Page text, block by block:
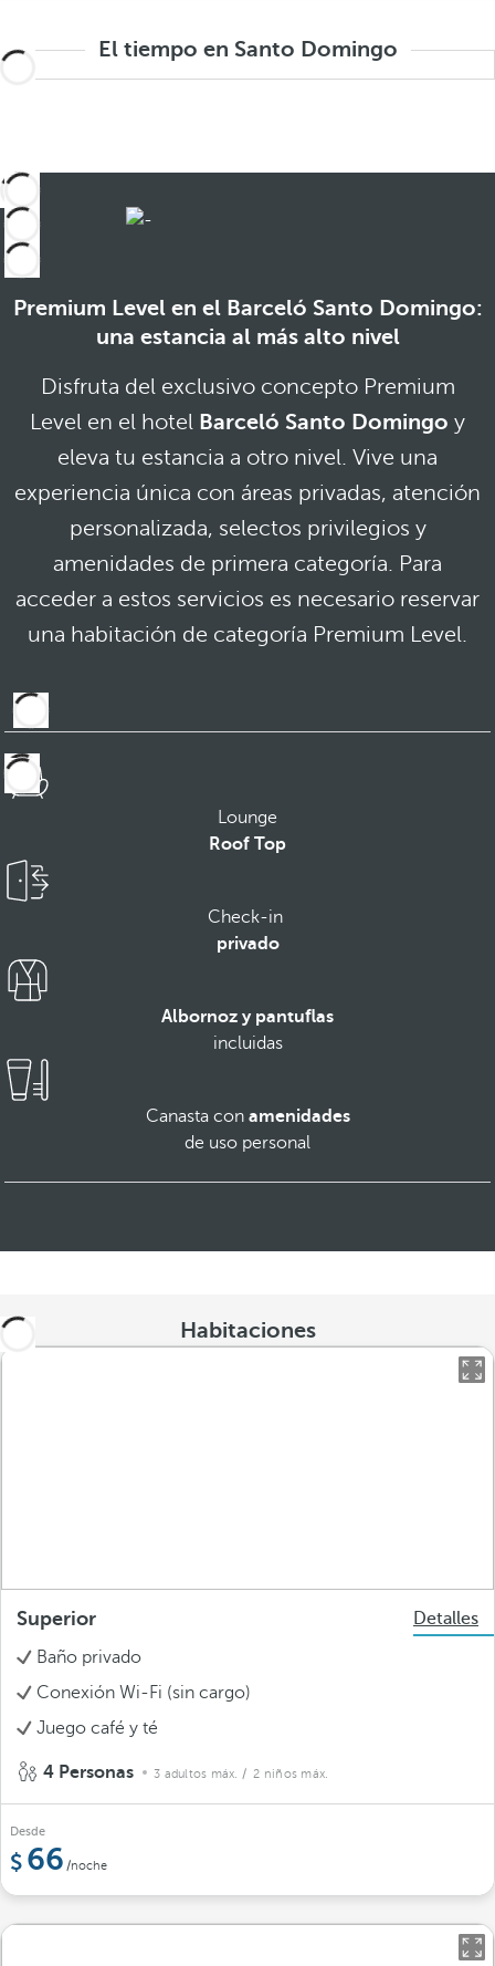
El tiempo en Santo Domingo
Premium Level en el Barceló Santo Domingo:
una estancia al más alto nivel
Disfruta del exclusivo concepto Premium
Level en el hotel Barceló Santo Domingo y
eleva tu estancia a otro nivel. Vive una
experiencia única con áreas privadas, atención
personalizada, selectos privilegios y
amenidades de primera categoría. Para
acceder a estos servicios es necesario reservar
una habitación de categoría Premium Level.
Lounge
Roof Top
Check-in
privado
Albornoz y pantuflas
incluidas
Canasta con amenidades
de uso personal
Habitaciones
Superior
Detalles
Baño privado
Conexión Wi-Fi (sin cargo)
Juego café y té
4 Personas 3 adultos máx. / 2 niños máx.
Desde
66 /noche